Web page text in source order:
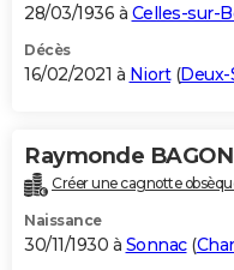
28/03/1936 à Celles-sur-
Décès
16/02/2021 à Niort(Deux-
Raymonde
Créer une cagnotte
Naissance
30/11/1930 à Sonnac(